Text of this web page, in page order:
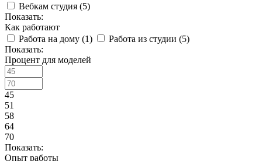
Вебкам студия (5)
Показать:
Как работают
Работа на дому (1) Работа из студии (5)
Показать:
Процент для моделей
45
51
58
64
70
Показать:
Опыт работы